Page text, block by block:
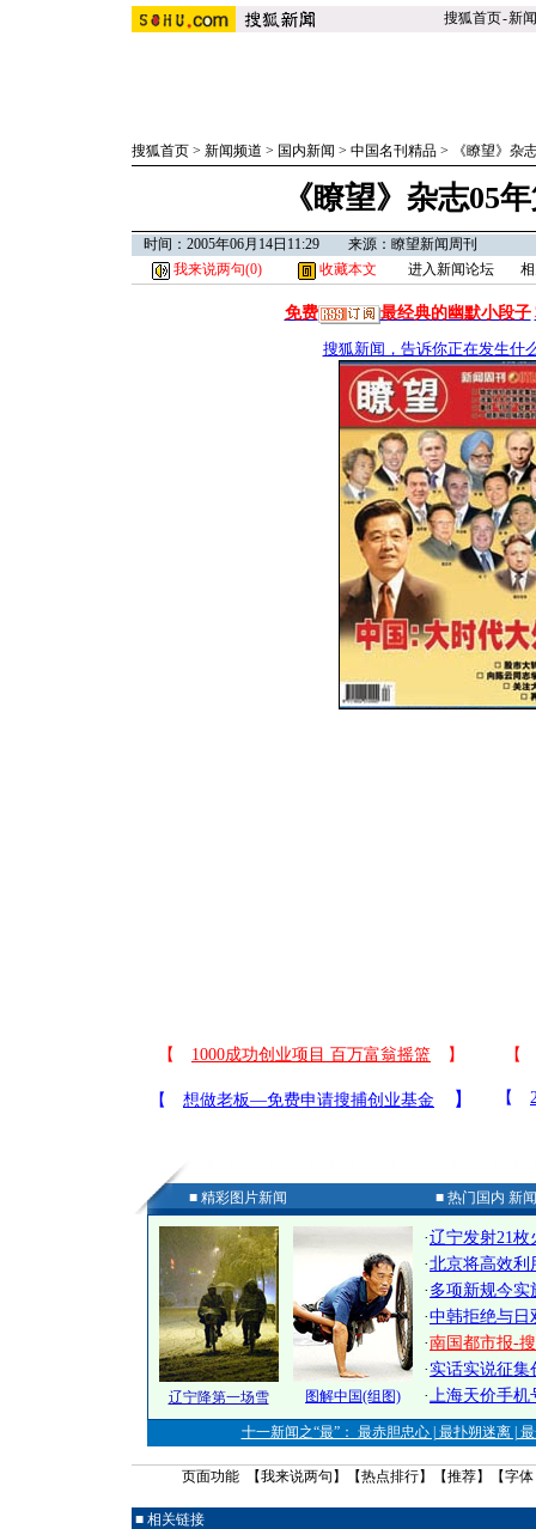
搜狐首页-新闻
搜狐首页 > 新闻频道 > 国内新闻 > 中国名刊精品 > 《瞭望》杂
《瞭望》杂志05
时间：2005年06月14日11:29 来源：瞭望新闻周刊
我来说两句(0) 收藏本文 进入新闻论坛
免费 最经典的幽默小段子
搜狐新闻，告诉你正在发生什
■ 精彩图片新闻 ■ 热门国内 新
辽宁降第一场雪 图解中国(组图)
·辽宁发射21
·北京将高效利
· 多项新规今实
·中韩拒绝与日
·南国都市报-
·实话实说征集
·上海天价手机
十一新闻之“最”： 最赤胆忠心 | 最扑朔迷离 |
页面功能 【我来说两句 】【热点排行】【推荐】【字体
■ 相关链接